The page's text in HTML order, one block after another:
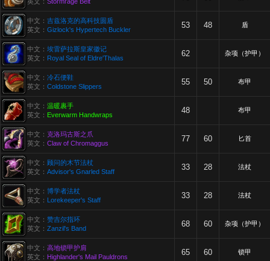
中文： 吉兹洛克的高科技圆盾
英文： Gizlock's Hypertech Buckler 53 48 盾
中文： 埃雷萨拉斯皇家徽记
英文： Royal Seal of Eldre'Thalas 62 杂项（护甲）
中文： 冷石便鞋
英文： Coldstone Slippers 55 50 布甲
中文： 温暖裹手
英文： Everwarm Handwraps 48 布甲
中文： 克洛玛古斯之爪
英文： Claw of Chromaggus 77 60 匕首
中文： 顾问的木节法杖
英文： Advisor's Gnarled Staff 33 28 法杖
中文： 博学者法杖
英文： Lorekeeper's Staff 33 28 法杖
中文： 赞吉尔指环
英文： Zanzil's Band 68 60 杂项（护甲）
中文： 高地锁甲护肩
英文： Highlander's Mail Pauldrons 65 60 锁甲